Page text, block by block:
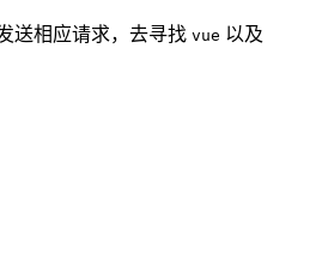
送相应请求，去寻找 vue 以及